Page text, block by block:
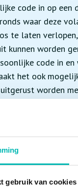
gebruik van cookies
code in op
waar deze
te laten
kunnen worden
code in
het ook
worden
270
en volgens